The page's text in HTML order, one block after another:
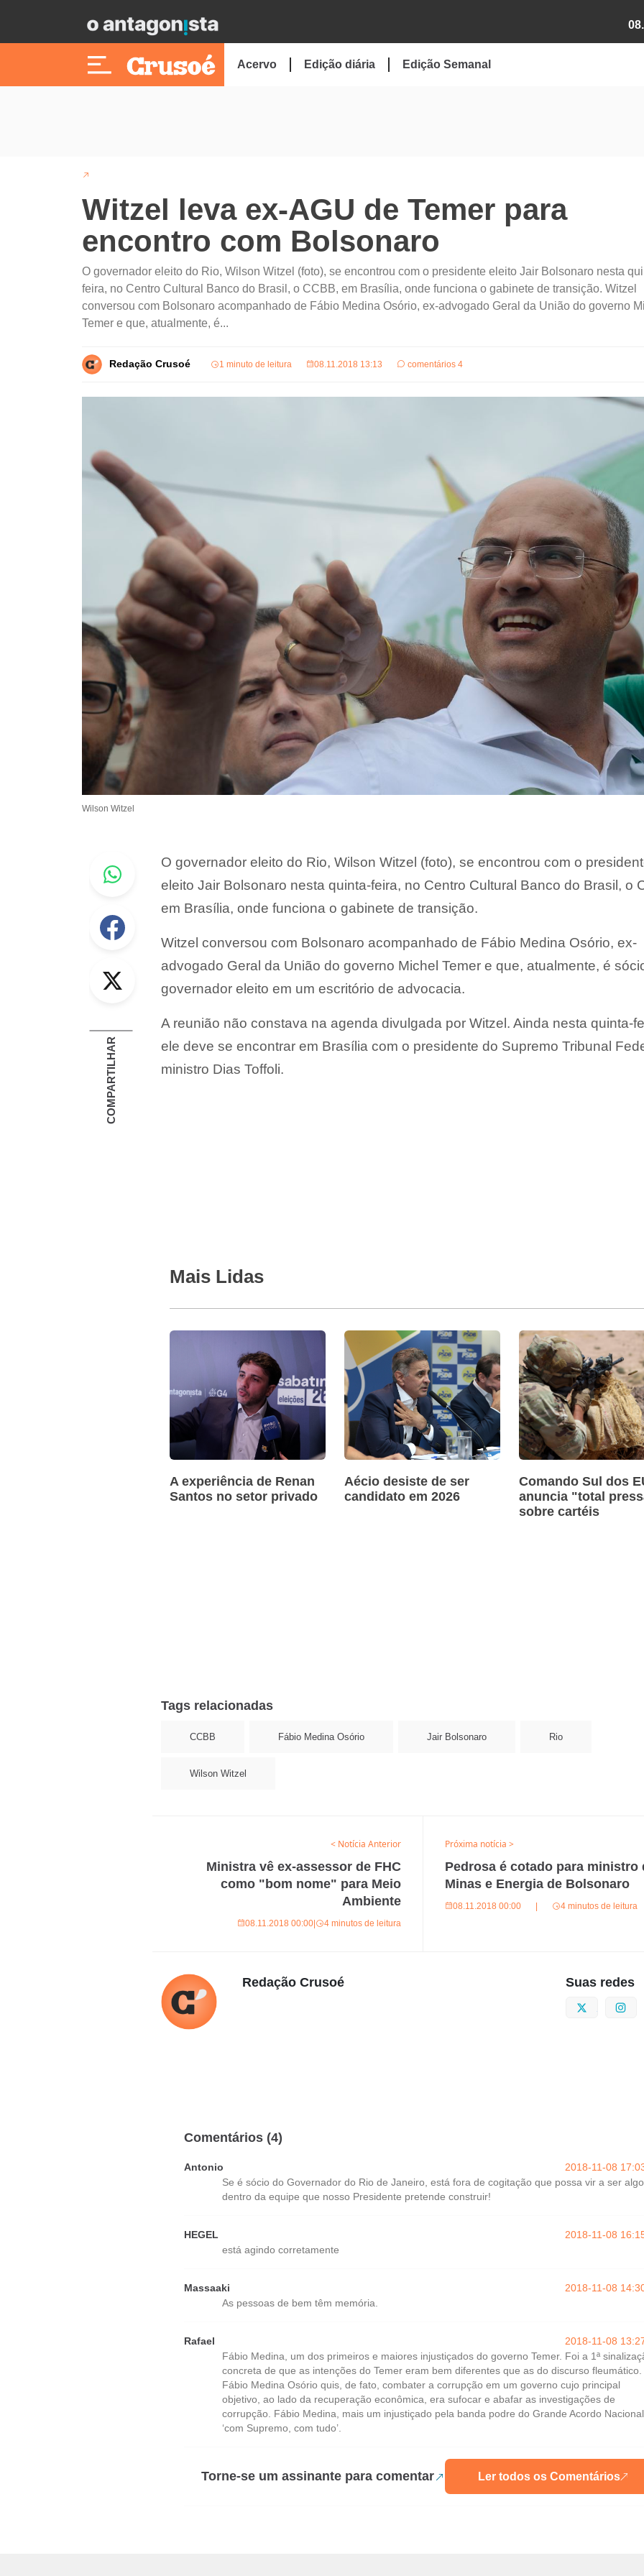
Acervo Edição diária Edição Semanal
Witzel leva ex-AGU de Temer para
encontro com Bolsonaro
O governador eleito do Rio, Wilson Witzel (foto), se encontrou com o presidente eleito Jair Bolsonaro nesta
feira, no Centro Cultural Banco do Brasil, o CCBB, em Brasília, onde funciona o gabinete de transição. Witzel
conversou com Bolsonaro acompanhado de Fábio Medina Osório, ex-advogado Geral da União do governo
Temer e que, atualmente, é...
Redação Crusoé 1 minuto de leitura 08.11.2018 13:13 comentários 4
Wilson Witzel
Whastapp
Facebook
Twitter
COMPARTILHAR
O governador eleito do Rio, Wilson Witzel (foto), se encontrou com o
eleito Jair Bolsonaro nesta quinta-feira, no Centro Cultural Banco do Brasil, o
em Brasília, onde funciona o gabinete de transição.
Witzel conversou com Bolsonaro acompanhado de Fábio Medina Osório, ex-
advogado Geral da União do governo Michel Temer e que, atualmente, é
governador eleito em um escritório de advocacia.
A reunião não constava na agenda divulgada por Witzel. Ainda nesta quinta-
ele deve se encontrar em Brasília com o presidente do Supremo Tribunal
ministro Dias Toffoli.
Mais Lidas
A experiência de Renan
Santos no setor privado
Aécio desiste de ser
candidato em 2026
Comando Sul dos
anuncia "total
sobre cartéis
Tags relacionadas
CCBB Fábio Medina Osório Jair Bolsonaro Rio
Wilson Witzel
< Notícia Anterior
Ministra vê ex-assessor de FHC
como "bom nome" para Meio
Ambiente
08.11.2018 00:00| 4 minutos de leitura
Próxima notícia >
Pedrosa é cotado para ministro
Minas e Energia de Bolsonaro
08.11.2018 00:00 4 minutos de leitura
Redação Crusoé Suas redes
Twitter
Comentários (4)
Antonio
2018-11-08
Se é sócio do Governador do Rio de Janeiro, está fora de cogitação que possa vir a ser algo
dentro da equipe que nosso Presidente pretende construir!
HEGEL
2018-11-08
está agindo corretamente
Massaaki
2018-11-08
As pessoas de bem têm memória.
Rafael
2018-11-08
Fábio Medina, um dos primeiros e maiores injustiçados do governo Temer. Foi a 1ª
concreta de que as intenções do Temer eram bem diferentes que as do discurso fleumático.
Fábio Medina Osório quis, de fato, combater a corrupção em um governo cujo principal
objetivo, ao lado da recuperação econômica, era sufocar e abafar as investigações de
corrupção. Fábio Medina, mais um injustiçado pela banda podre do Grande Acordo
‘com Supremo, com tudo’.
Torne-se um assinante para comentar Ler todos os Comentários